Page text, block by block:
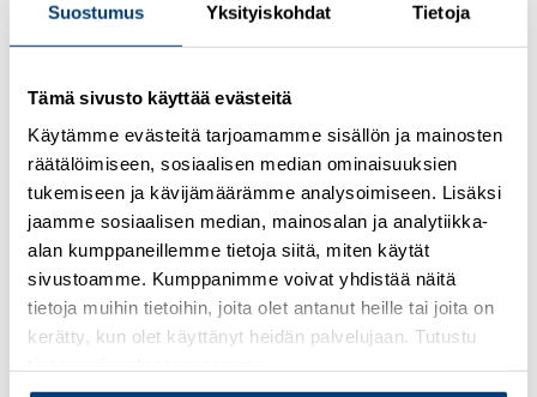
Suostumus Yksityiskohdat Tietoja
Tämä sivusto käyttää evästeitä
Käytämme evästeitä tarjoamamme sisällön ja mainosten
räätälöimiseen, sosiaalisen median ominaisuuksien
tukemiseen ja kävijämäärämme analysoimiseen. Lisäksi
jaamme sosiaalisen median, mainosalan ja analytiikka-
alan kumppaneillemme tietoja siitä, miten käytät
sivustoamme. Kumppanimme voivat yhdistää näitä
tietoja muihin tietoihin, joita olet antanut heille tai joita on
kerätty, kun olet käyttänyt heidän palvelujaan. Tutustu
verkkokauppaa
Osastot:Omron,Uudet tuotteet
TUTUSTU MYÖS